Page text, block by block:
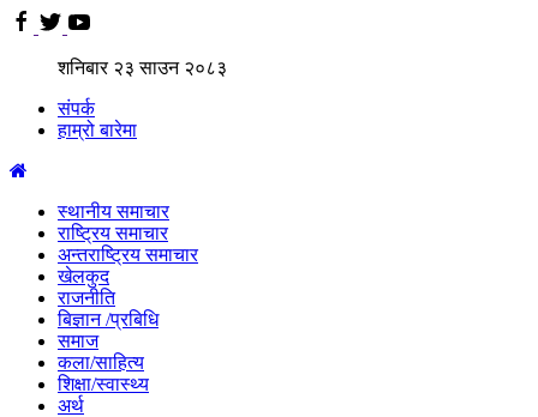
शनिबार २३साउन २०८३
संपर्क
हाम्रो बारेमा
स्थानीय समाचार
राष्ट्रिय समाचार
अन्तराष्ट्रिय समाचार
खेलकुद
राजनीति
बिज्ञान /प्रबिधि
समाज
कला/साहित्य
शिक्षा/स्वास्थ्य
अर्थ